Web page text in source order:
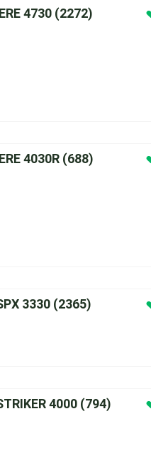
4730 (2272)
4030R (688)
3330 (2365)
4000 (794)